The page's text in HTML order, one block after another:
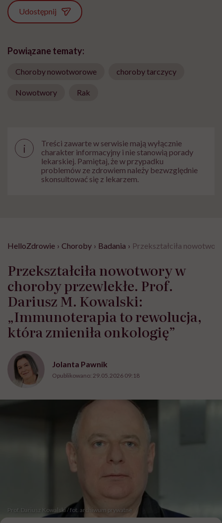
Udostępnij
Powiązane tematy:
Choroby nowotworowe choroby tarczycy
Nowotwory Rak
i
Treści zawarte w serwisie mają wyłącznie
charakter informacyjny i nie stanowią porady
lekarskiej. Pamiętaj, że w przypadku
problemów ze zdrowiem należy bezwzględnie
skonsultować się z lekarzem.
HelloZdrowie › Choroby › Badania › Przekształciła
Przekształciła nowotwory w
choroby przewlekłe. Prof.
Dariusz M. Kowalski:
„Immunoterapia to rewolucja,
która zmieniła onkologię”
Jolanta Pawnik
Opublikowano: 29.05.2026 09:18
Prof. Dariusz Kowalski / fot. archiwum prywatne